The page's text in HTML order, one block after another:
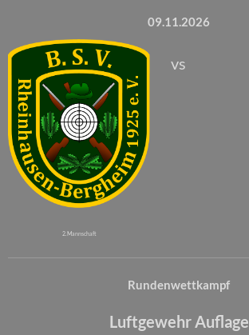
09.11.2026
2. Mannschaft
vs
Rundenwettkampf
Luftgewehr Auflage